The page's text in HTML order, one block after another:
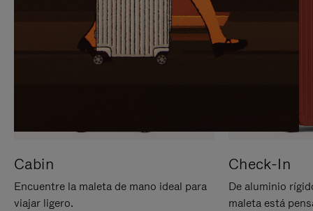
Cabin
Encuentre la maleta de mano ideal para
viajar ligero.
Check-In
De aluminio
maleta está